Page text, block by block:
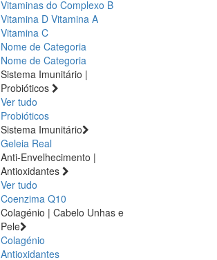
Vitaminas do Complexo B
Vitamina D Vitamina A
Vitamina C
Nome de Categoria
Nome de Categoria
Sistema Imunitário |
Probióticos
Ver tudo
Probióticos
Sistema Imunitário
Geleia Real
Anti-Envelhecimento |
Antioxidantes
Ver tudo
Coenzima Q10
Colagénio | Cabelo Unhas e
Pele
Colagénio
Antioxidantes